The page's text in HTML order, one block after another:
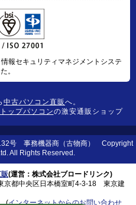
報セキュリティマネジメントシステ
。
中古パソコン直販 へ。
ップパソコンの激安通販ショップ
号 事務機器商（古物商） Copyright
All Rights Reserved.
(運営：株式会社ブロードリンク)
都中央区日本橋室町4-3-18 東京建
インターネットからのお問い合わせ